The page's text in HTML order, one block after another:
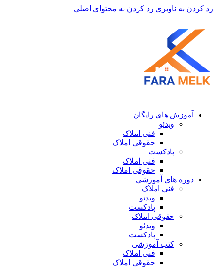
رد کردن به ناوبری رد کردن به محتوای اصلی
آموزش های رایگان
ویدئو
فنی املاک
حقوقی املاک
پادکست
فنی املاک
حقوقی املاک
دوره های آموزشی
فنی املاک
ویدئو
پادکست
حقوقی املاک
ویدئو
پادکست
کتب آموزشی
فنی املاک
حقوقی املاک